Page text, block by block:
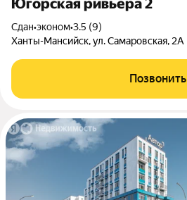
Югорская ривьера 2
Сдан•эконом•3.5 (9)
Ханты-Мансийск, ул. Самаровская, 2А
Позвонить